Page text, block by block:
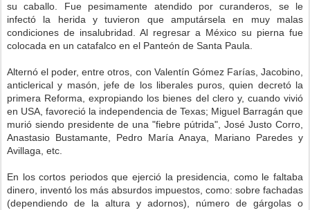
su caballo. Fue pesimamente atendido por curanderos, se le
infectó la herida y tuvieron que amputársela en muy malas
condiciones de insalubridad. Al regresar a México su pierna fue
colocada en un catafalco en el Panteón de Santa Paula.
Alternó el poder, entre otros, con Valentín Gómez Farías, Jacobino,
anticlerical y masón, jefe de los liberales puros, quien decretó la
primera Reforma, expropiando los bienes del clero y, cuando vivió
en USA, favoreció la independencia de Texas; Miguel Barragán que
murió siendo presidente de una "fiebre pútrida", José Justo Corro,
Anastasio Bustamante, Pedro María Anaya, Mariano Paredes y
Avillaga, etc.
En los cortos periodos que ejerció la presidencia, como le faltaba
dinero, inventó los más absurdos impuestos, como: sobre fachadas
(dependiendo de la altura y adornos), número de gárgolas o